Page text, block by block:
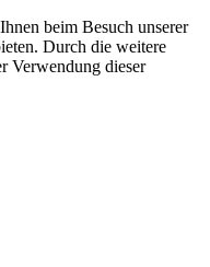
beim Besuch unserer
Durch die weitere
Verwendung dieser